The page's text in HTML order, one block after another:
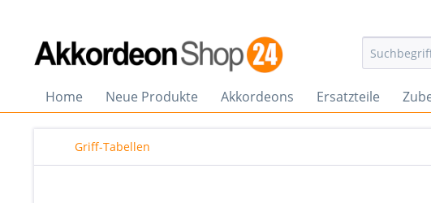
Home Neue Produkte Akkordeons Ersatzteile
Griff-Tabellen